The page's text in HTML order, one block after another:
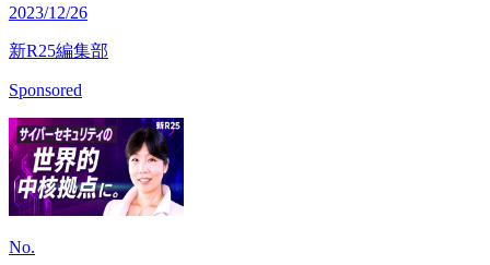
2023/12/26
新R25編集部
Sponsored
No.